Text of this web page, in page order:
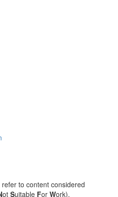
to content considered
ot Suitable For Work).